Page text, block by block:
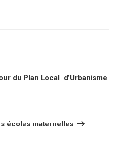
du Plan Local d’Urbanisme
écoles maternelles